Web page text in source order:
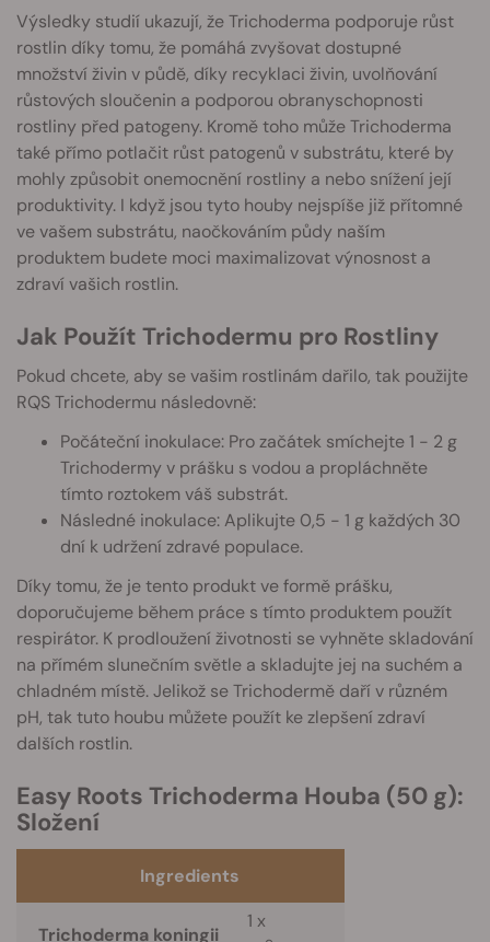
Výsledky studií ukazují, že Trichoderma podporuje růst
rostlin díky tomu, že pomáhá zvyšovat dostupné
množství živin v půdě, díky recyklaci živin, uvolňování
růstových sloučenin a podporou obranyschopnosti
rostliny před patogeny. Kromě toho může Trichoderma
také přímo potlačit růst patogenů v substrátu, které by
mohly způsobit onemocnění rostliny a nebo snížení její
produktivity. I když jsou tyto houby nejspíše již přítomné
ve vašem substrátu, naočkováním půdy naším
produktem budete moci maximalizovat výnosnost a
zdraví vašich rostlin.
Jak Použít Trichodermu pro Rostliny
Pokud chcete, aby se vašim rostlinám dařilo, tak použijte
RQS Trichodermu následovně:
Počáteční inokulace: Pro začátek smíchejte 1 - 2 g
Trichodermy v prášku s vodou a propláchněte
tímto roztokem váš substrát.
Následné inokulace: Aplikujte 0,5 - 1 g každých 30
dní k udržení zdravé populace.
Díky tomu, že je tento produkt ve formě prášku,
doporučujeme během práce s tímto produktem použít
respirátor. K prodloužení životnosti se vyhněte skladování
na přímém slunečním světle a skladujte jej na suchém a
chladném místě. Jelikož se Trichodermě daří v různém
pH, tak tuto houbu můžete použít ke zlepšení zdraví
dalších rostlin.
Easy Roots Trichoderma Houba (50 g):
Složení
Ingredients
Trichoderma koningii
1 x